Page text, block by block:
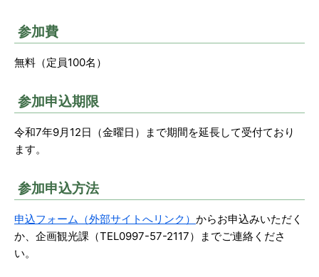
参加費
無料（定員100名）
参加申込期限
令和7年9月12日（金曜日）まで期間を延長して受付ており
ます。
参加申込方法
申込フォーム（外部サイトへリンク） からお申込みいただく
か、企画観光課（TEL0997-57-2117）までご連絡くださ
い。